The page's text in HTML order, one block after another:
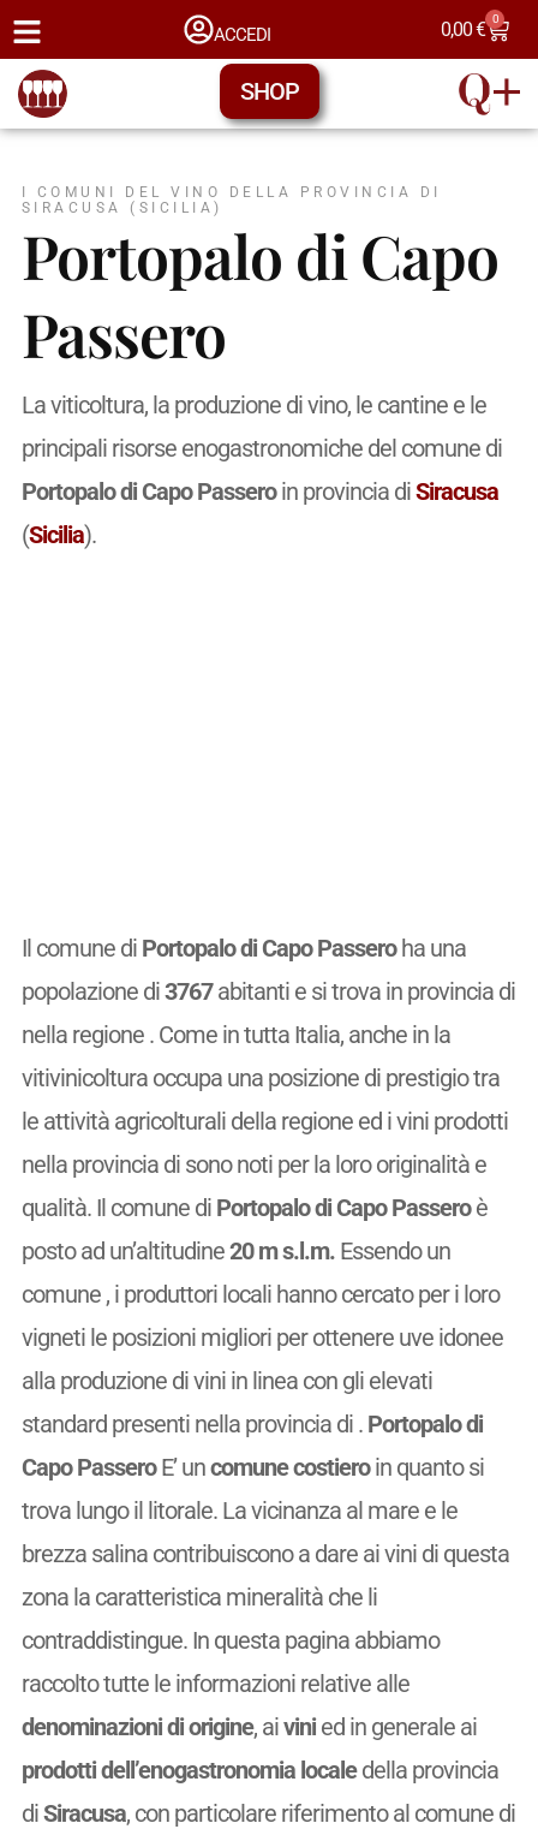
ACCEDI 0,00€ 0
SHOP
I COMUNI DEL VINO DELLA PROVINCIA DI
SIRACUSA (SICILIA)
Portopalo di Capo
Passero
La viticoltura, la produzione di vino, le cantine e le
principali risorse enogastronomiche del comune di
Portopalo di Capo Passeroin provincia diSiracusa
(Sicilia).
Il comune di Portopalo di Capo Passeroha una
popolazione di3767abitanti e si trova in provincia di
nella regione . Come in tutta Italia, anche in la
vitivinicoltura occupa una posizione di prestigio tra
le attività agricolturali della regione ed i vini prodotti
nella provincia di sono noti per la loro originalità e
qualità. Il comune di Portopalo di Capo Passeroè
posto ad un’altitudine20 m s.l.m.Essendo un
comune , i produttori locali hanno cercato per i loro
vigneti le posizioni migliori per ottenere uve idonee
alla produzione di vini in linea con gli elevati
standard presenti nella provincia di . Portopalo di
Capo PasseroE’ uncomune costieroin quanto si
trova lungo il litorale. La vicinanza al mare e le
brezza salina contribuiscono a dare ai vini di questa
zona la caratteristica mineralità che li
contraddistingue. In questa pagina abbiamo
raccolto tutte le informazioni relative alle
denominazioni di origine, aivinied in generale ai
prodotti dell’enogastronomia localedella provincia
diSiracusa, con particolare riferimento al comune di